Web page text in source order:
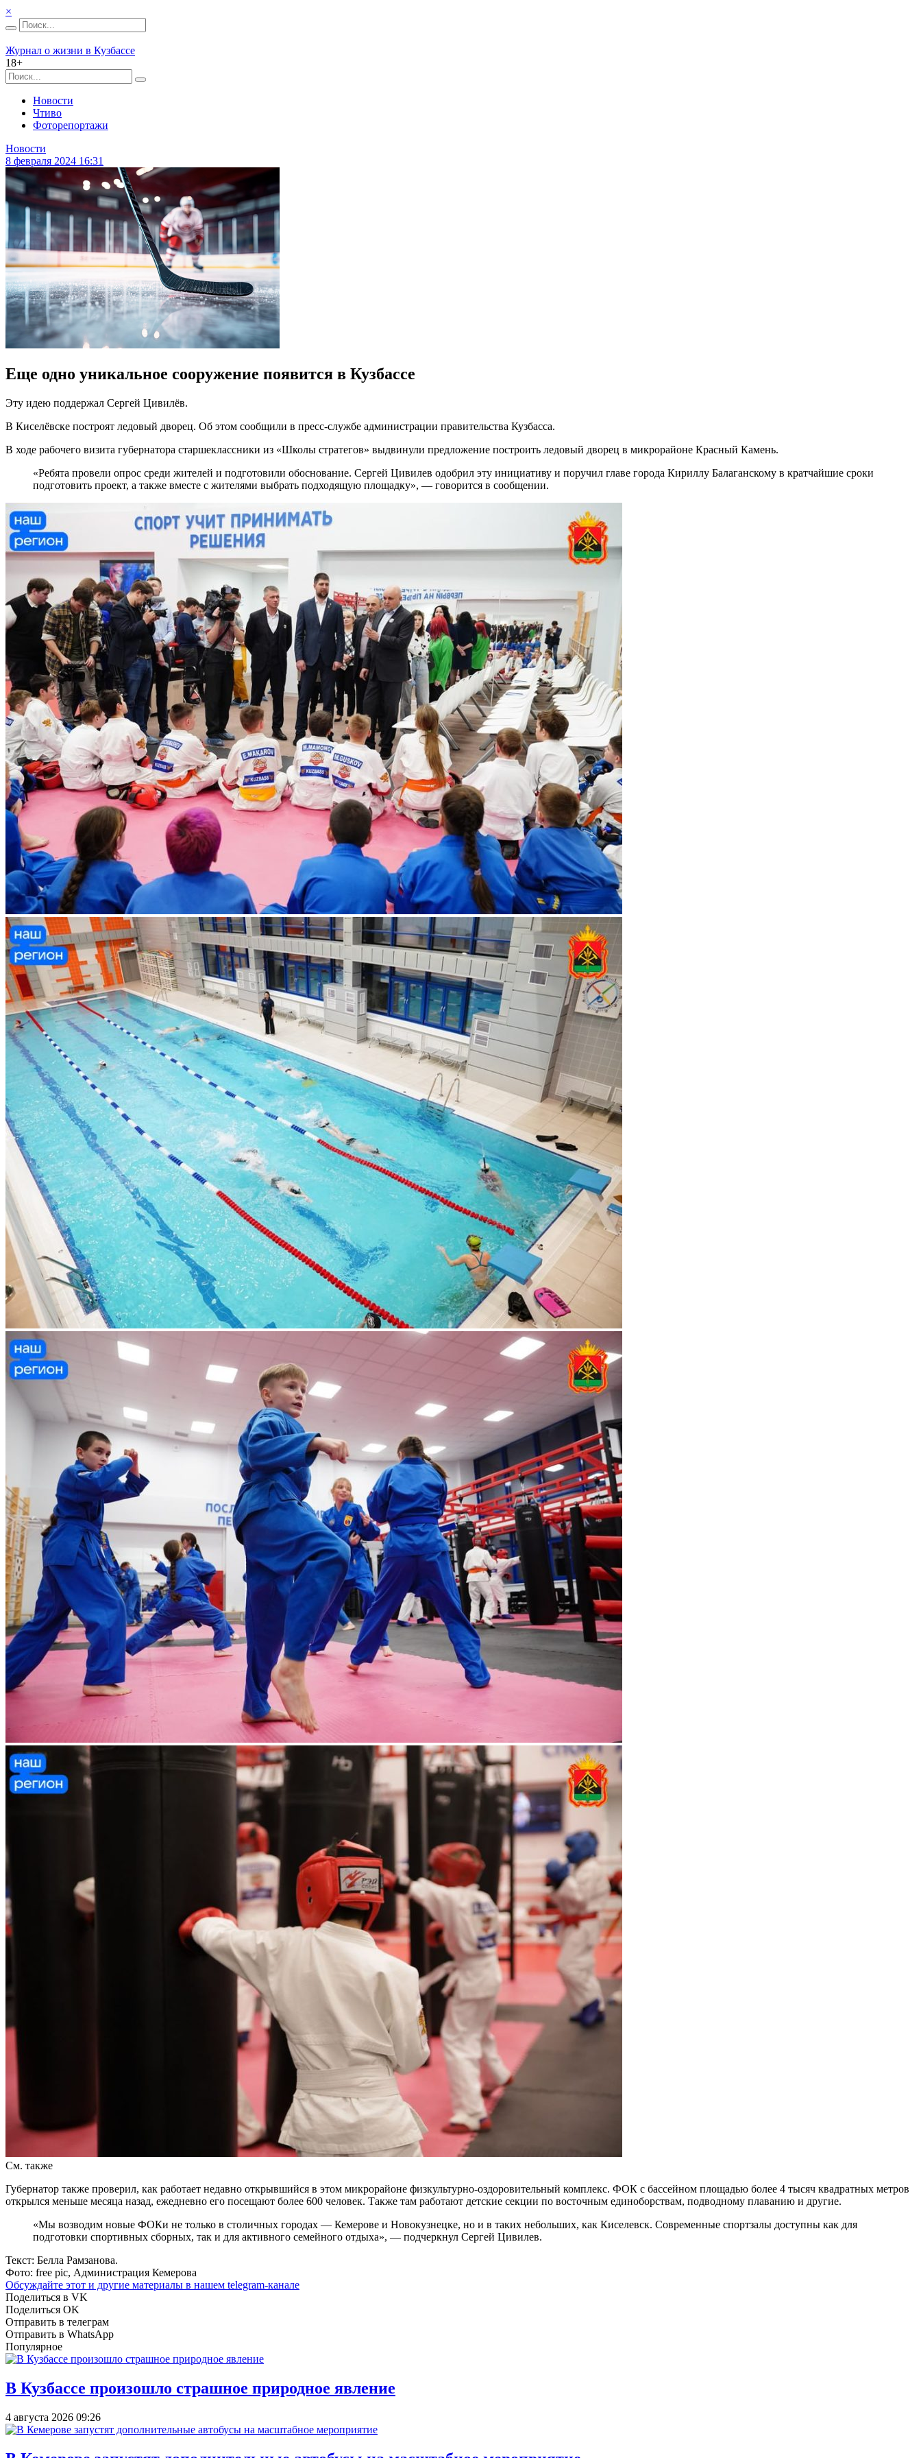
×
Журнал о жизни в Кузбассе
18+
Новости
Чтиво
Фоторепортажи
Новости
8 февраля 2024 16:31
Еще одно уникальное сооружение появится в Кузбассе
Эту идею поддержал Сергей Цивилёв.
В Киселёвске построят ледовый дворец. Об этом сообщили в пресс-службе администрации правительства Кузбасса.
В ходе рабочего визита губернатора старшеклассники из «Школы стратегов» выдвинули предложение построить ледовый дворец в микрорайоне Красный Камень.
«Ребята провели опрос среди жителей и подготовили обоснование. Сергей Цивилев одобрил эту инициативу и поручил главе города Кириллу Балаганскому в кратчайшие сроки
подготовить проект, а также вместе с жителями выбрать подходящую площадку», — говорится в сообщении.
См. также
Губернатор также проверил, как работает недавно открывшийся в этом микрорайоне физкультурно-оздоровительный комплекс. ФОК с бассейном площадью более 4 тысяч квадратных метров
открылся меньше месяца назад, ежедневно его посещают более 600 человек. Также там работают детские секции по восточным единоборствам, подводному плаванию и другие.
«Мы возводим новые ФОКи не только в столичных городах — Кемерове и Новокузнецке, но и в таких небольших, как Киселевск. Современные спортзалы доступны как для
подготовки спортивных сборных, так и для активного семейного отдыха», — подчеркнул Сергей Цивилев.
Текст: Белла Рамзанова.
Фото: free pic, Администрация Кемерова
Обсуждайте этот и другие материалы в нашем telegram-канале
Поделиться в VK
Поделиться OK
Отправить в телеграм
Отправить в WhatsApp
Популярное
В Кузбассе произошло страшное природное явление
4 августа 2026 09:26